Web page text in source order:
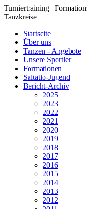
Turniertraining |
Tanzkreise
Startseite
Über uns
Tanzen - Angebote
Unsere Sportler
Formationen
Saltatio-Jugend
Bericht-Archiv
2025
2023
2022
2021
2020
2019
2018
2017
2016
2015
2014
2013
2012